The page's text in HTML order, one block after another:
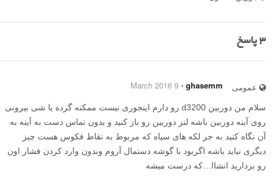
3پاسخ
عمومی ghasemm
⋅
9 March 2016
سلام من دوربین d3200 رو دارم اینجوری نیست ممکنه گرده یا شی بیرونی
روی آینه دوربین باشه لنز دوربین رو باز کنید و بدون تماس دست به آینه به
آن نگاه کنید به جز لکه های سیاه که مربوط به نقاط فکوس هست چیز
دیگری نباید باشه اگربود با گوشه دستمال آروم وبدون وارد کردن فشار اون
رو بردارید انشاا…که درست میشه